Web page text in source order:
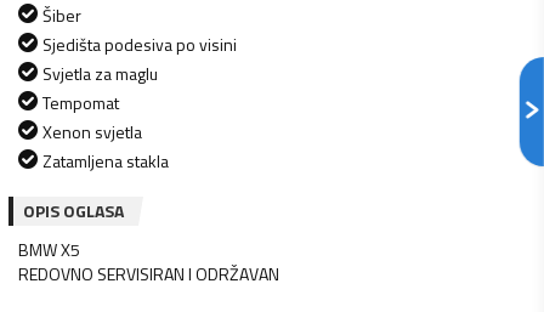
Šiber
Sjedišta podesiva po visini
Svjetla za maglu
Tempomat
Xenon svjetla
Zatamljena stakla
OPIS OGLASA
BMW X5
REDOVNO SERVISIRAN I ODRŽAVAN